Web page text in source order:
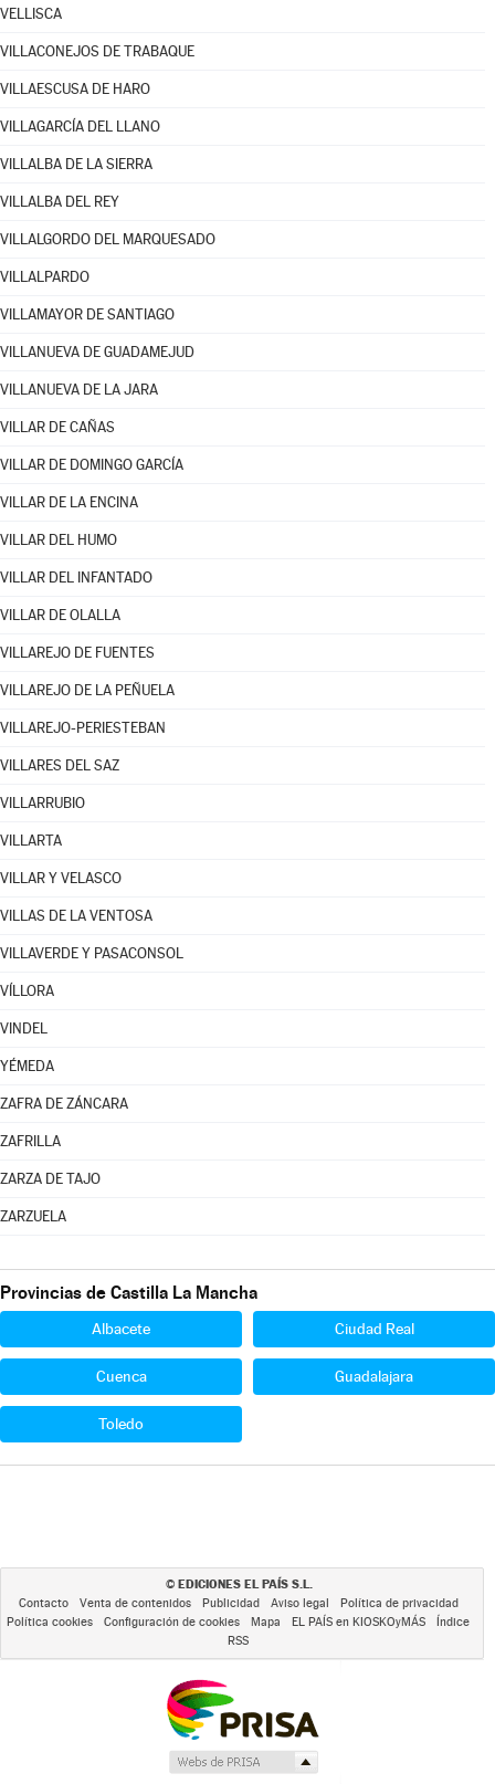
VELLISCA
VILLACONEJOS DE TRABAQUE
VILLAESCUSA DE HARO
VILLAGARCÍA DEL LLANO
VILLALBA DE LA SIERRA
VILLALBA DEL REY
VILLALGORDO DEL MARQUESADO
VILLALPARDO
VILLAMAYOR DE SANTIAGO
VILLANUEVA DE GUADAMEJUD
VILLANUEVA DE LA JARA
VILLAR DE CAÑAS
VILLAR DE DOMINGO GARCÍA
VILLAR DE LA ENCINA
VILLAR DEL HUMO
VILLAR DEL INFANTADO
VILLAR DE OLALLA
VILLAREJO DE FUENTES
VILLAREJO DE LA PEÑUELA
VILLAREJO-PERIESTEBAN
VILLARES DEL SAZ
VILLARRUBIO
VILLARTA
VILLAR Y VELASCO
VILLAS DE LA VENTOSA
VILLAVERDE Y PASACONSOL
VÍLLORA
VINDEL
YÉMEDA
ZAFRA DE ZÁNCARA
ZAFRILLA
ZARZA DE TAJO
ZARZUELA
Provincias de Castilla La Mancha
Albacete Ciudad Real
Cuenca Guadalajara
Toledo
© EDICIONES EL PAÍS S.L.
Contacto Venta de contenidos Publicidad Aviso legal
Política de privacidad
Política cookies
Configuración de cookies Mapa EL PAÍS en KIOSKOyMÁS
Índice
RSS